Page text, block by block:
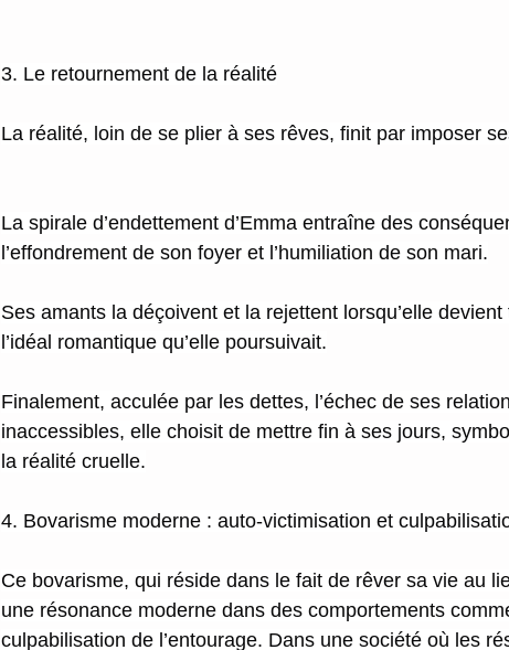
3. Le retournement de la réalité
La réalité, loin de se plier à ses rêves, finit par imposer
La spirale d’endettement d’Emma entraîne des
l’effondrement de son foyer et l’humiliation de son mari.
Ses amants la déçoivent et la rejettent lorsqu’elle
l’idéal romantique qu’elle poursuivait.
Finalement, acculée par les dettes, l’échec de ses
inaccessibles, elle choisit de mettre fin à ses jours,
la réalité cruelle.
4. Bovarisme moderne : auto-victimisation et
Ce bovarisme, qui réside dans le fait de rêver sa vie au
une résonance moderne dans des comportements
culpabilisation de l’entourage. Dans une société où les